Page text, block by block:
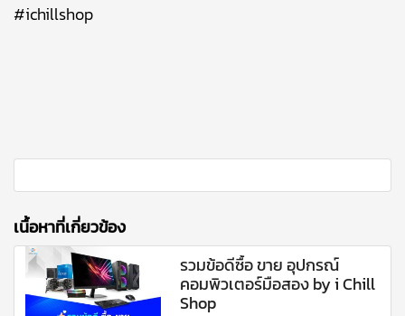
#ichillshop
เนื้อหาที่เกี่ยวข้อง
รวมข้อดีซื้อ ขาย อุปกรณ์
คอมพิวเตอร์มือสอง by i Chill
Shop